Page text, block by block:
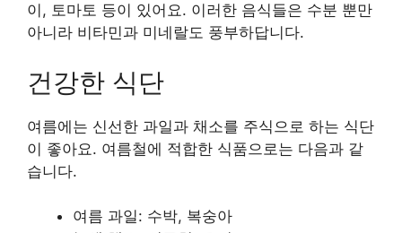
이, 토마토 등이 있어요. 이러한 음식들은 수분 뿐만
아니라 비타민과 미네랄도 풍부하답니다.
건강한 식단
여름에는 신선한 과일과 채소를 주식으로 하는 식단
이 좋아요. 여름철에 적합한 식품으로는 다음과 같
습니다.
여름 과일: 수박, 복숭아